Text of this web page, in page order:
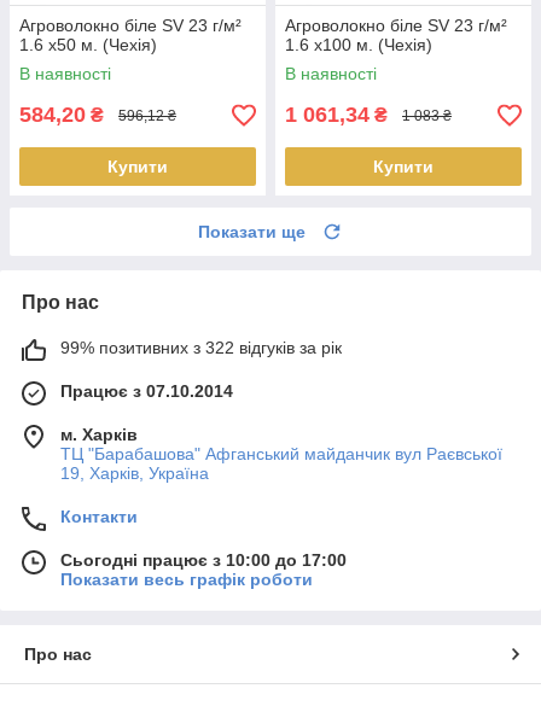
Агроволокно біле SV 23 г/м²
1.6 х50 м. (Чехія)
В наявності
584,20 ₴ 596,12 ₴
Купити
Агроволокно біле SV 23 г/м²
1.6 х100 м. (Чехія)
В наявності
1 061,34 ₴ 1 083 ₴
Купити
Показати ще
Про нас
99% позитивних з 322 відгуків за рік
Працює з 07.10.2014
м. Харків
ТЦ "Барабашова" Афганський майданчик вул Раєвської
19, Харків, Україна
Контакти
Сьогодні працює з 10:00 до 17:00
Показати весь графік роботи
Про нас